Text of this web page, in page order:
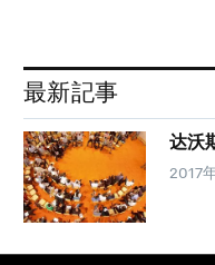
最新記事
达沃
2017